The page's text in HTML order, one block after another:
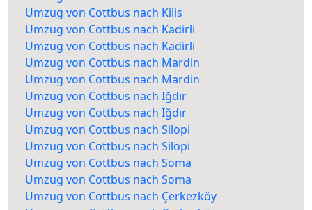
Umzug von Cottbus nach Kilis
Umzug von Cottbus nach Kadirli
Umzug von Cottbus nach Kadirli
Umzug von Cottbus nach Mardin
Umzug von Cottbus nach Mardin
Umzug von Cottbus nach Iğdır
Umzug von Cottbus nach Iğdır
Umzug von Cottbus nach Silopi
Umzug von Cottbus nach Silopi
Umzug von Cottbus nach Soma
Umzug von Cottbus nach Soma
Umzug von Cottbus nach Çerkezköy